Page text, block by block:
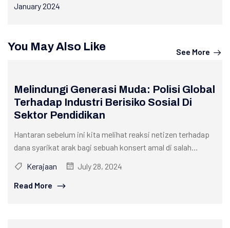
January 2024
You May Also Like See More
Melindungi Generasi Muda: Polisi Global
Terhadap Industri Berisiko Sosial Di
Sektor Pendidikan
Hantaran sebelum ini kita melihat reaksi netizen terhadap
dana syarikat arak bagi sebuah konsert amal di salah
sebuah sekolah di...
Kerajaan
July 28, 2024
Read More